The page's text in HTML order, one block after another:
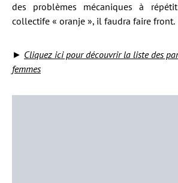
des problèmes mécaniques à
collectife « oranje », il faudra faire front.
► Cliquez ici pour découvrir la liste des
femmes